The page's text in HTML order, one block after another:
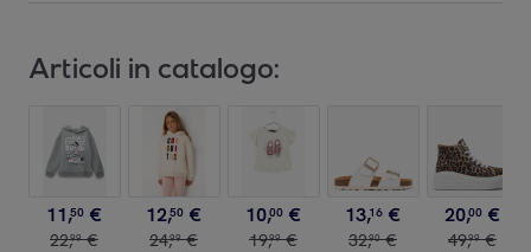
Articoli in catalogo:
11,50 €
22,99 €
12,50 €
24,99 €
10,00 €
19,99 €
13,16 €
32,90 €
20,00 €
49,99 €